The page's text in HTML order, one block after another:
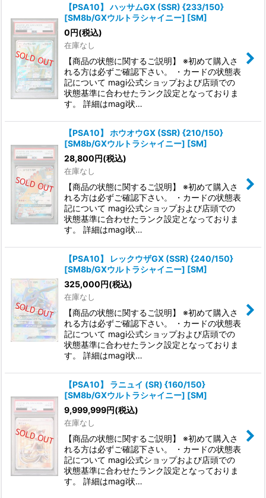
【PSA10】 ハッサムGX (SSR) {233/150}
[SM8b/GXウルトラシャイニー] [SM]
0円(税込)
在庫なし
【商品の状態に関するご説明】 ※初めて購入さ
れる方は必ずご確認下さい。 ・カードの状態表
記について magi公式ショップおよび店頭での
状態基準に合わせたランク設定となっておりま
す。 詳細はmagi状…
【PSA10】 ホウオウGX (SSR) {210/150}
[SM8b/GXウルトラシャイニー] [SM]
28,800円(税込)
在庫なし
【商品の状態に関するご説明】 ※初めて購入さ
れる方は必ずご確認下さい。 ・カードの状態表
記について magi公式ショップおよび店頭での
状態基準に合わせたランク設定となっておりま
す。 詳細はmagi状…
【PSA10】 レックウザGX (SSR) {240/150}
[SM8b/GXウルトラシャイニー] [SM]
325,000円(税込)
在庫なし
【商品の状態に関するご説明】 ※初めて購入さ
れる方は必ずご確認下さい。 ・カードの状態表
記について magi公式ショップおよび店頭での
状態基準に合わせたランク設定となっておりま
す。 詳細はmagi状…
【PSA10】 ラニュイ (SR) {160/150}
[SM8b/GXウルトラシャイニー] [SM]
9,999,999円(税込)
在庫なし
【商品の状態に関するご説明】 ※初めて購入さ
れる方は必ずご確認下さい。 ・カードの状態表
記について magi公式ショップおよび店頭での
状態基準に合わせたランク設定となっておりま
す。 詳細はmagi状…